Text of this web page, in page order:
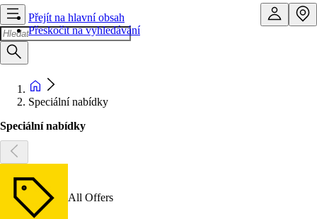
Přejít na hlavní obsah
Přeskočit na vyhledávání
Speciální nabídky
Speciální nabídky
All Offers